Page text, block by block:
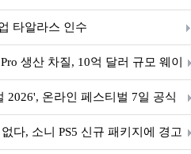
타알라스 인수
생산 차질, 10억 달러 규모 웨이
2026', 온라인 페스티벌 7일 공식
다, 소니 PS5 신규 패키지에 경고